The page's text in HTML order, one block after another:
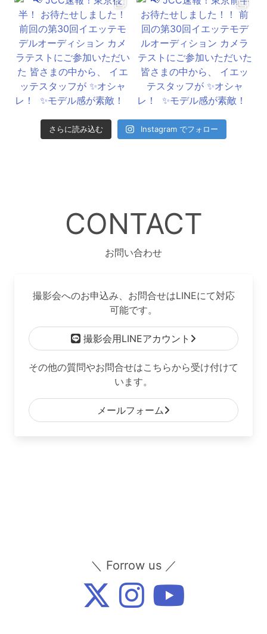
さらに読み込む Instagram でフォロー
CONTACT
お問い合わせ
撮影会へのお申込み、お問合せはLINEにて対応
可能です。
撮影会用LINEアカウント
その他の質問やお問合せはこちらから受け付けて
います。
メールフォーム
＼ Forrow us ／